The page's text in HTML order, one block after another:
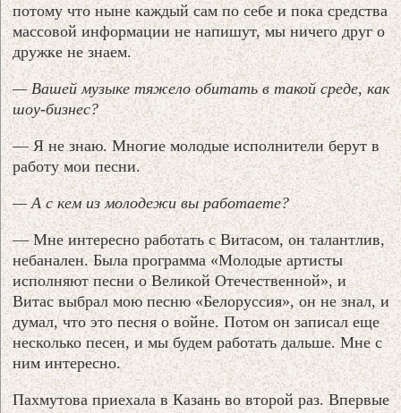
потому что ныне каждый сам по себе и пока средства
массовой информации не напишут, мы ничего друг о
дружке не знаем.
— Вашей музыке тяжело обитать в такой среде, как
шоу-бизнес?
— Я не знаю. Многие молодые исполнители берут в
работу мои песни.
— А с кем из молодежи вы работаете?
— Мне интересно работать с Витасом, он талантлив,
небанален. Была программа «Молодые артисты
исполняют песни о Великой Отечественной», и
Витас выбрал мою песню «Белоруссия», он не знал, и
думал, что это песня о войне. Потом он записал еще
несколько песен, и мы будем работать дальше. Мне с
ним интересно.
Пахмутова приехала в Казань во второй раз. Впервые